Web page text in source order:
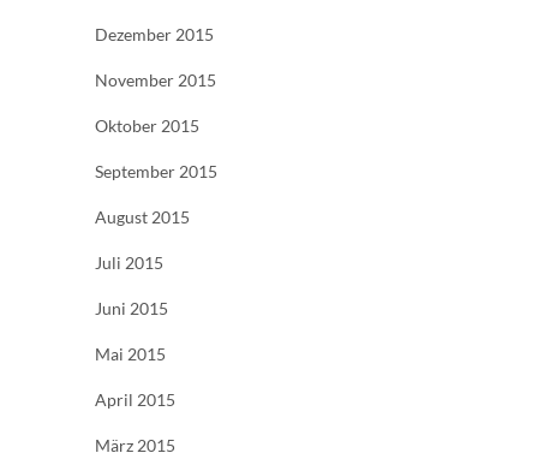
Dezember 2015
November 2015
Oktober 2015
September 2015
August 2015
Juli 2015
Juni 2015
Mai 2015
April 2015
März 2015